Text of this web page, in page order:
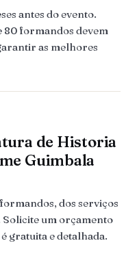
antes do evento.
80 formandos devem
as melhores
de Historia
Guimbala
dos serviços
Solicite um orçamento
gratuita e detalhada.